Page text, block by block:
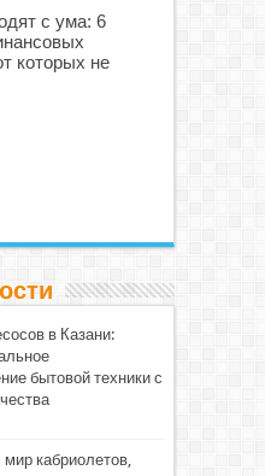
с ума: 6
которых не
в Казани:
бытовой техники с
кабриолетов,